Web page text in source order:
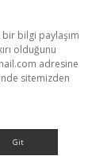
bilgi paylaşım
olduğunu
adresine
sitemizden